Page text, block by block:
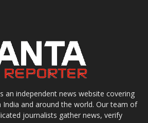
an independent news website covering
and around the world. Our team of
journalists gather news, verify